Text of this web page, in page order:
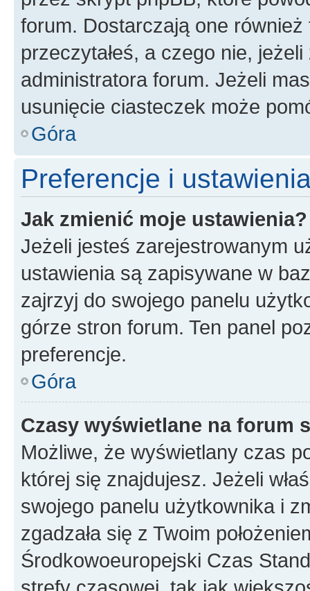
forum. Dostarczają one
przeczytałeś, a czego nie,
administratora forum. Jeżeli
usunięcie ciasteczek może
Góra
Preferencje i
Jak zmienić moje ustawienia?
Jeżeli jesteś zarejestrowanym
ustawienia są zapisywane w
zajrzyj do swojego panelu
górze stron forum. Ten panel
preferencje.
Góra
Czasy wyświetlane na forum
Możliwe, że wyświetlany czas
której się znajdujesz. Jeżeli
swojego panelu użytkownika i
zgadzała się z Twoim
Środkowoeuropejski Czas